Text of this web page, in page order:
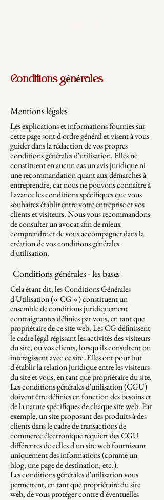
Conditions générales
Mentions légales
Les explications et informations fournies sur
cette page sont d'ordre général et visent à vous
guider dans la rédaction de vos propres
conditions générales d'utilisation. Elles ne
constituent en aucun cas un avis juridique ni
une recommandation quant aux démarches à
entreprendre, car nous ne pouvons connaître à
l'avance les conditions spécifiques que vous
souhaitez établir entre votre entreprise et vos
clients et visiteurs. Nous vous recommandons
de consulter un avocat afin de mieux
comprendre et de vous accompagner dans la
création de vos conditions générales
d'utilisation.
Conditions générales - les bases
Cela étant dit, les Conditions Générales
d'Utilisation (« CG ») constituent un
ensemble de conditions juridiquement
contraignantes définies par vous, en tant que
propriétaire de ce site web. Les CG définissent
le cadre légal régissant les activités des visiteurs
du site, ou vos clients, lorsqu'ils consultent ou
interagissent avec ce site. Elles ont pour but
d'établir la relation juridique entre les visiteurs
du site et vous, en tant que propriétaire du site.
Les conditions générales d'utilisation (CGU)
doivent être définies en fonction des besoins et
de la nature spécifiques de chaque site web. Par
exemple, un site proposant des produits à des
clients dans le cadre de transactions de
commerce électronique requiert des CGU
différentes de celles d'un site web fournissant
uniquement des informations (comme un
blog, une page de destination, etc.).
Les conditions générales d'utilisation vous
permettent, en tant que propriétaire du site
web, de vous protéger contre d'éventuelles